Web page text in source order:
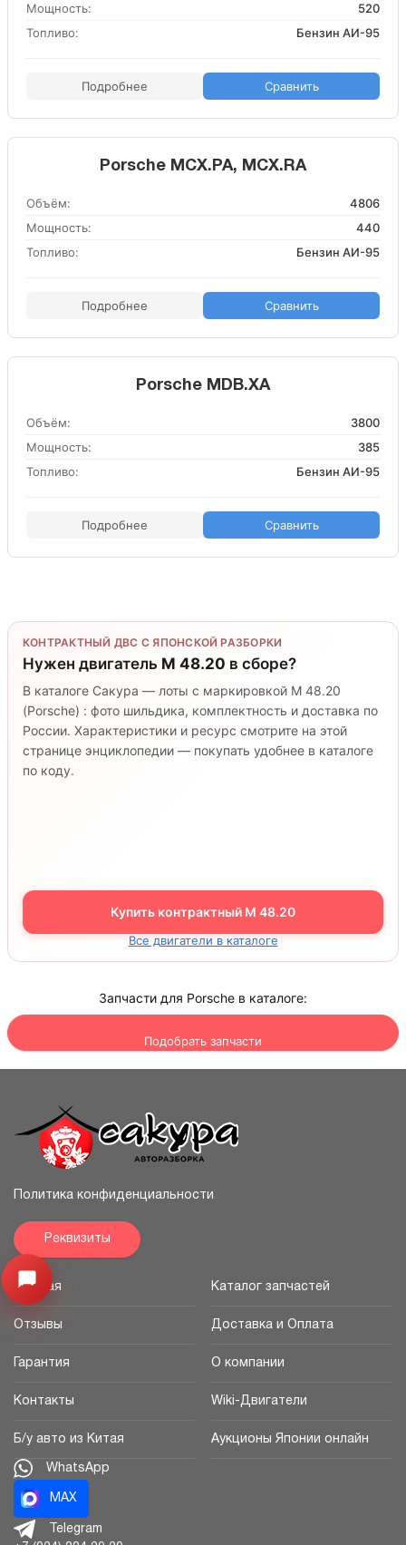
Мощность:
520
Топливо:
Бензин АИ-95
Подробнее Сравнить
Porsche MCX.PA, MCX.RA
Объём:
4806
Мощность:
440
Топливо:
Бензин АИ-95
Подробнее Сравнить
Porsche MDB.XA
Объём:
3800
Мощность:
385
Топливо:
Бензин АИ-95
Подробнее Сравнить
КОНТРАКТНЫЙ ДВС С ЯПОНСКОЙ РАЗБОРКИ
Нужен двигатель M 48.20 в сборе?
В каталоге Сакура — лоты с маркировкой M 48.20
(Porsche) : фото шильдика, комплектность и доставка по
России. Характеристики и ресурс смотрите на этой
странице энциклопедии — покупать удобнее в каталоге
по коду.
Купить контрактный M 48.20
Все двигатели в каталоге
Запчасти для Porsche в каталоге:
Подобрать запчасти
Узнайте цену запчасти ->
Открыть меню
Политика конфиденциальности
Реквизиты
Главная Каталог запчастей
Отзывы Доставка и Оплата
Гарантия О компании
Контакты Wiki-Двигатели
Б/у авто из Китая Аукционы Японии онлайн
WhatsApp
MAX
Telegram